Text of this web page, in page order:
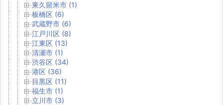
東久留米市 (1)
板橋区 (6)
武蔵野市 (6)
江戸川区 (8)
江東区 (13)
清瀬市 (1)
渋谷区 (34)
港区 (36)
目黒区 (11)
福生市 (1)
立川市 (3)